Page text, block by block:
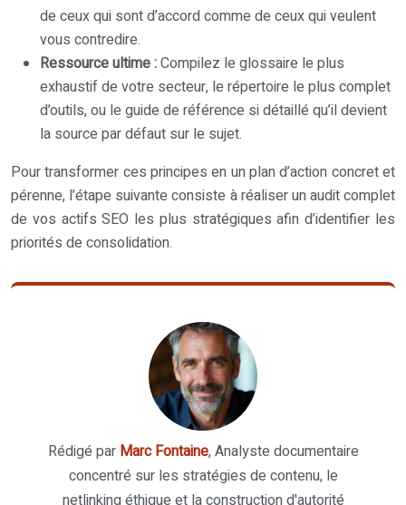
de ceux qui sont d’accord comme de ceux qui veulent
vous contredire.
Ressource ultime :Compilez le glossaire le plus
exhaustif de votre secteur, le répertoire le plus complet
d’outils, ou le guide de référence si détaillé qu’il devient
la source par défaut sur le sujet.
Pour transformer ces principes en un plan d’action concret et
pérenne, l’étape suivante consiste à réaliser un audit complet
de vos actifs SEO les plus stratégiques afin d’identifier les
priorités de consolidation.
Rédigé par Marc Fontaine, Analyste documentaire
concentré sur les stratégies de contenu, le
netlinking éthique et la construction d'autorité